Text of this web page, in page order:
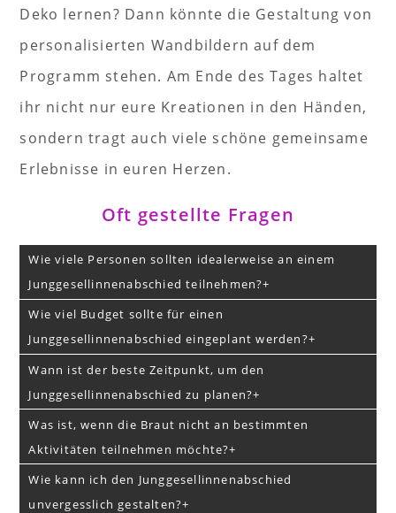
Deko lernen? Dann könnte die Gestaltung von
personalisierten Wandbildern auf dem
Programm stehen. Am Ende des Tages haltet
ihr nicht nur eure Kreationen in den Händen,
sondern tragt auch viele schöne gemeinsame
Erlebnisse in euren Herzen.
Oft gestellte Fragen
Wie viele Personen sollten idealerweise an einem
Junggesellinnenabschied teilnehmen?
Wie viel Budget sollte für einen
Junggesellinnenabschied eingeplant werden?
Wann ist der beste Zeitpunkt, um den
Junggesellinnenabschied zu planen?
Was ist, wenn die Braut nicht an bestimmten
Aktivitäten teilnehmen möchte?
Wie kann ich den Junggesellinnenabschied
unvergesslich gestalten?